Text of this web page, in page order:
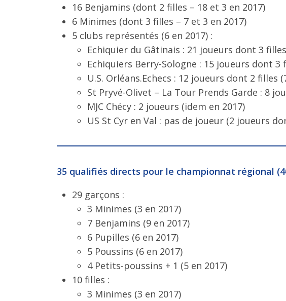
16 Benjamins (dont 2 filles – 18 et 3 en 2017)
6 Minimes (dont 3 filles – 7 et 3 en 2017)
5 clubs représentés (6 en 2017) :
Echiquier du Gâtinais : 21 joueurs dont 3
Echiquiers Berry-Sologne : 15 joueurs dont 3
U.S. Orléans.Echecs : 12 joueurs dont 2 filles
St Pryvé-Olivet – La Tour Prends Garde : 8
MJC Chécy : 2 joueurs (idem en 2017)
US St Cyr en Val : pas de joueur (2 joueurs
35 qualifiés directs pour le championnat régional
29 garçons :
3 Minimes (3 en 2017)
7 Benjamins (9 en 2017)
6 Pupilles (6 en 2017)
5 Poussins (6 en 2017)
4 Petits-poussins + 1 (5 en 2017)
10 filles :
3 Minimes (3 en 2017)